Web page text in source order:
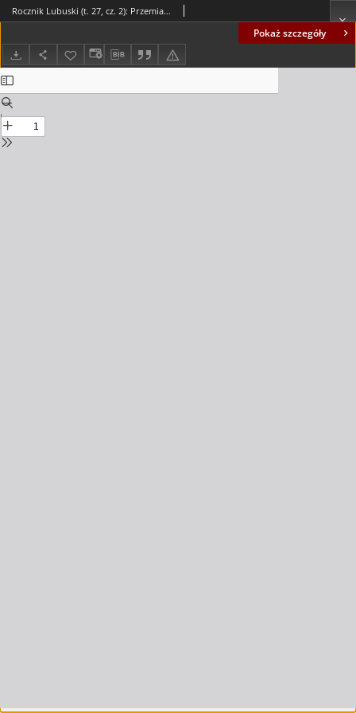
Pokaż szczegóły
Rocznik Lubuski (t. 27, cz. 2): Przemiany ludnościowe na pograniczu lubuskim - spis treści